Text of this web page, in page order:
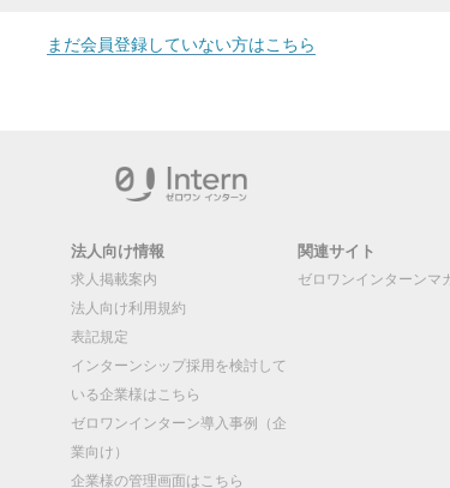
まだ会員登録していない方はこちら
法人向け情報
求人掲載案内
法人向け利用規約
表記規定
インターンシップ採用を検討して
いる企業様はこちら
ゼロワンインターン導入事例（企
業向け）
企業様の管理画面はこちら
関連サイト
ゼロワンインターンマ